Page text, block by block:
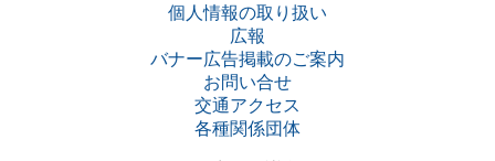
個人情報の取り扱い
広報
バナー広告掲載のご案内
お問い合せ
交通アクセス
各種関係団体